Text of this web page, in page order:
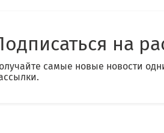
на
самые новые новости